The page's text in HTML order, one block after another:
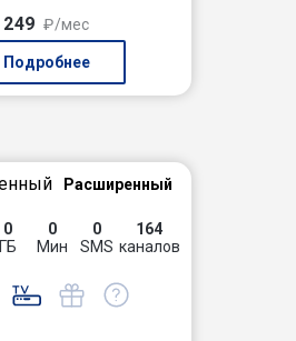
249 ₽/мес
Подробнее
Расширенный
0
ГБ
0
Мин
0
SMS
164
каналов